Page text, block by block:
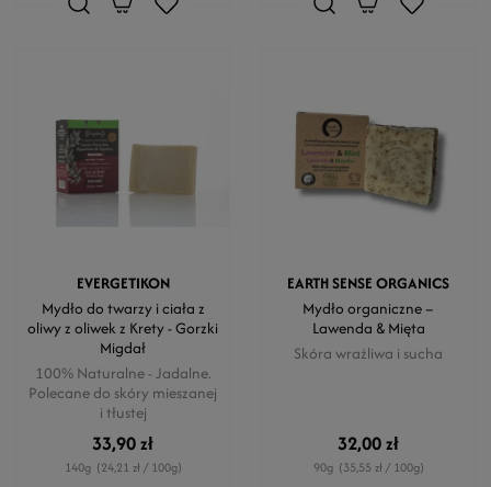
EVERGETIKON
Mydło do twarzy i ciała z
oliwy z oliwek z Krety - Gorzki
Migdał
100% Naturalne - Jadalne.
Polecane do skóry mieszanej
i tłustej
33,90 zł
140g (24,21 zł / 100g)
EARTH SENSE ORGANICS
Mydło organiczne –
Lawenda & Mięta
Skóra wrażliwa i sucha
32,00 zł
90g (35,55 zł / 100g)